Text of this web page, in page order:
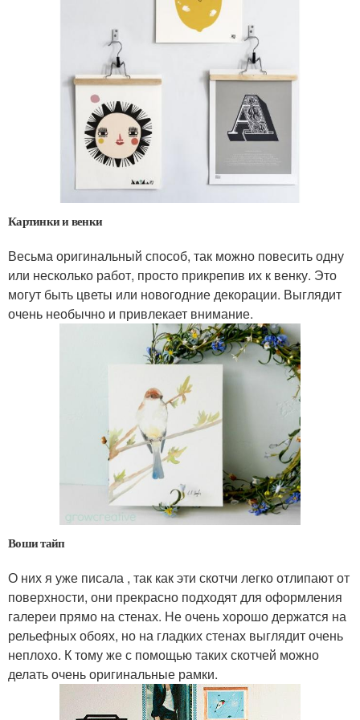
Картинки и венки
Весьма оригинальный способ, так можно повесить одну
или несколько работ, просто прикрепив их к венку. Это
могут быть цветы или новогодние декорации. Выглядит
очень необычно и привлекает внимание.
Воши тайп
О них я уже писала , так как эти скотчи легко отлипают от
поверхности, они прекрасно подходят для оформления
галереи прямо на стенах. Не очень хорошо держатся на
рельефных обоях, но на гладких стенах выглядит очень
неплохо. К тому же с помощью таких скотчей можно
делать очень оригинальные рамки.